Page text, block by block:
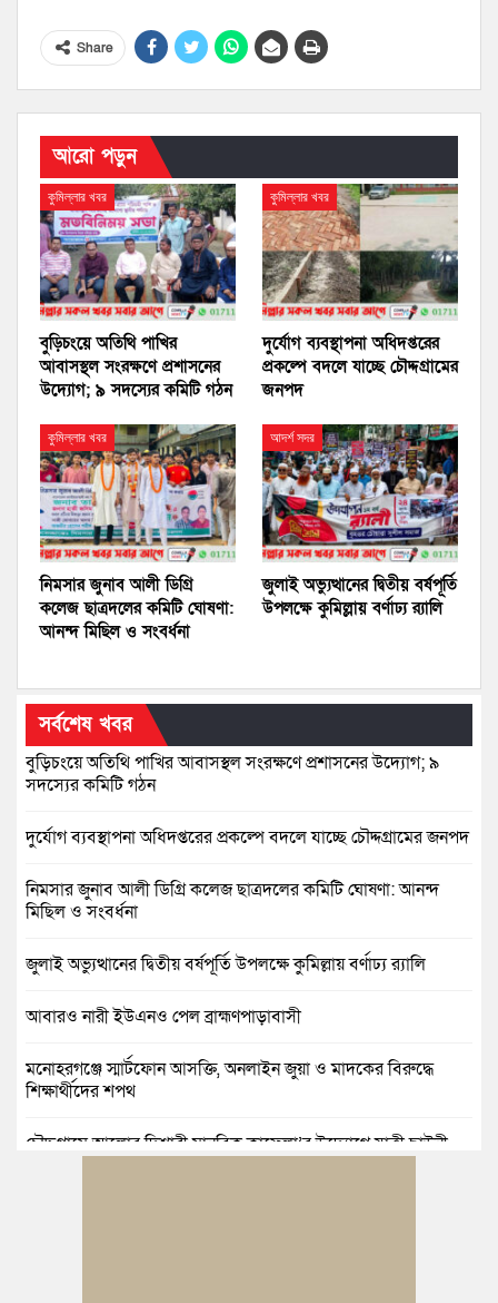
Share
আরো পড়ুন
কুমিল্লার খবর
বুড়িচংয়ে অতিথি পাখির
আবাসস্থল সংরক্ষণে প্রশাসনের
উদ্যোগ; ৯ সদস্যের কমিটি গঠন
কুমিল্লার খবর
দুর্যোগ ব্যবস্থাপনা অধিদপ্তরের
প্রকল্পে বদলে যাচ্ছে চৌদ্দগ্রামের
জনপদ
কুমিল্লার খবর
নিমসার জুনাব আলী ডিগ্রি
কলেজ ছাত্রদলের কমিটি ঘোষণা:
আনন্দ মিছিল ও সংবর্ধনা
আদর্শ সদর
জুলাই অভ্যুত্থানের দ্বিতীয় বর্ষপূর্তি
উপলক্ষে কুমিল্লায় বর্ণাঢ্য র‍্যালি
সর্বশেষ খবর
বুড়িচংয়ে অতিথি পাখির আবাসস্থল সংরক্ষণে প্রশাসনের উদ্যোগ; ৯
সদস্যের কমিটি গঠন
দুর্যোগ ব্যবস্থাপনা অধিদপ্তরের প্রকল্পে বদলে যাচ্ছে চৌদ্দগ্রামের জনপদ
নিমসার জুনাব আলী ডিগ্রি কলেজ ছাত্রদলের কমিটি ঘোষণা: আনন্দ
মিছিল ও সংবর্ধনা
জুলাই অভ্যুত্থানের দ্বিতীয় বর্ষপূর্তি উপলক্ষে কুমিল্লায় বর্ণাঢ্য র‍্যালি
আবারও নারী ইউএনও পেল ব্রাহ্মণপাড়াবাসী
মনোহরগঞ্জে স্মার্টফোন আসক্তি, অনলাইন জুয়া ও মাদকের বিরুদ্ধে
শিক্ষার্থীদের শপথ
চৌদ্দগ্রামে আলোর দিশারী মানবিক কাফেলা’র উদ্যোগে যাত্রী ছাউনী